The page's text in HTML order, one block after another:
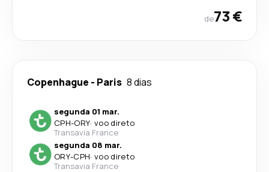
de73 €
Copenhague - Paris 8 dias
segunda 01 mar.
CPH-ORY· voo direto
Transavia France
segunda 08 mar.
ORY-CPH· voo direto
Transavia France